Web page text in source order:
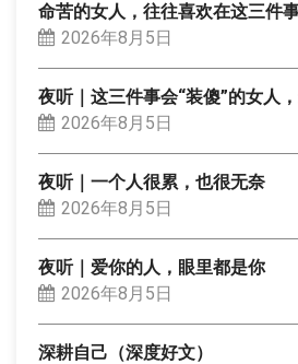
命苦的女人，往往喜欢在这三件
2026年8月5日
夜听｜这三件事会“装傻”的女人
2026年8月5日
夜听｜一个人很累，也很无奈
2026年8月5日
夜听｜爱你的人，眼里都是你
2026年8月5日
深耕自己（深度好文）